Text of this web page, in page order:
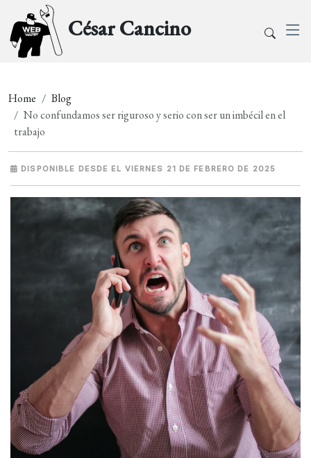
César Cancino
Home
Blog
No confundamos ser riguroso y serio con ser un imbécil en el
trabajo
DISPONIBLE DESDE EL VIERNES 21 DE FEBRERO DE 2025